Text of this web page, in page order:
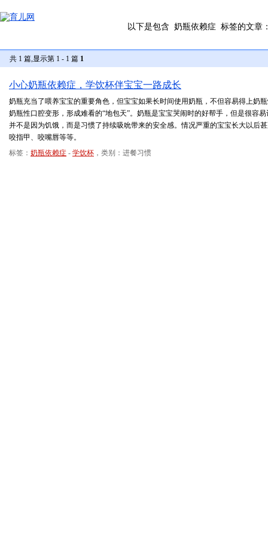
以下是包含 奶瓶依赖症 标签的文章
共 1 篇,显示第 1 - 1 篇 1
小心奶瓶依赖症，学饮杯伴宝宝一路成长
奶瓶充当了喂养宝宝的重要角色，但宝宝如果长时间使用奶瓶，不但容易得上奶
奶瓶性口腔变形，形成难看的“地包天”。奶瓶是宝宝哭闹时的好帮手，但是很容
并不是因为饥饿，而是习惯了持续吸吮带来的安全感。情况严重的宝宝长大以后
咬指甲、咬嘴唇等等。
标签： 奶瓶依赖症 - 学饮杯 ，类别：进餐习惯